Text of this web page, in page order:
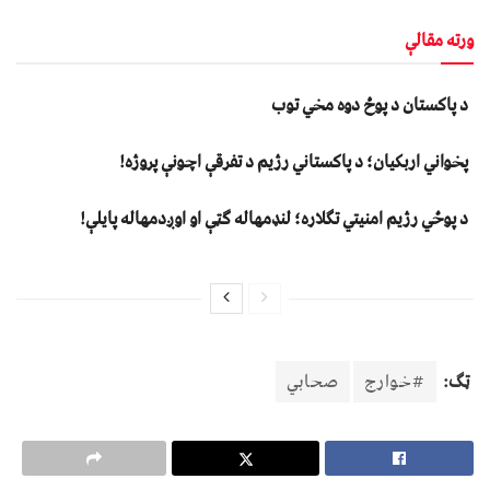
ورته مقالې
د پاکستان د پوځ دوه مخي توب
پخواني اربکیان؛ د پاکستاني رژیم د تفرقې اچونې پروژه!
د پوځي رژیم امنیتي تګلاره؛ لنډمهاله ګټې او اوږدمهاله پایلې!
ټګ: #خوارج صحابي